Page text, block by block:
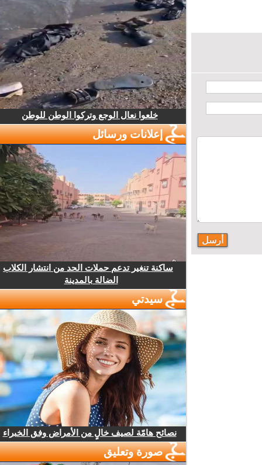
خلعوا نعال الوجع وتركوا الوطن للوطن
إعلانات ورسائل
ساكنة تنغير تدعم حملات الحد من انتشار الكلاب
الضالة بالمدينة
سيدتي
نصائح هامّة لصيف خالٍ من الأمراض وفق الخبراء
صورة وتعليق